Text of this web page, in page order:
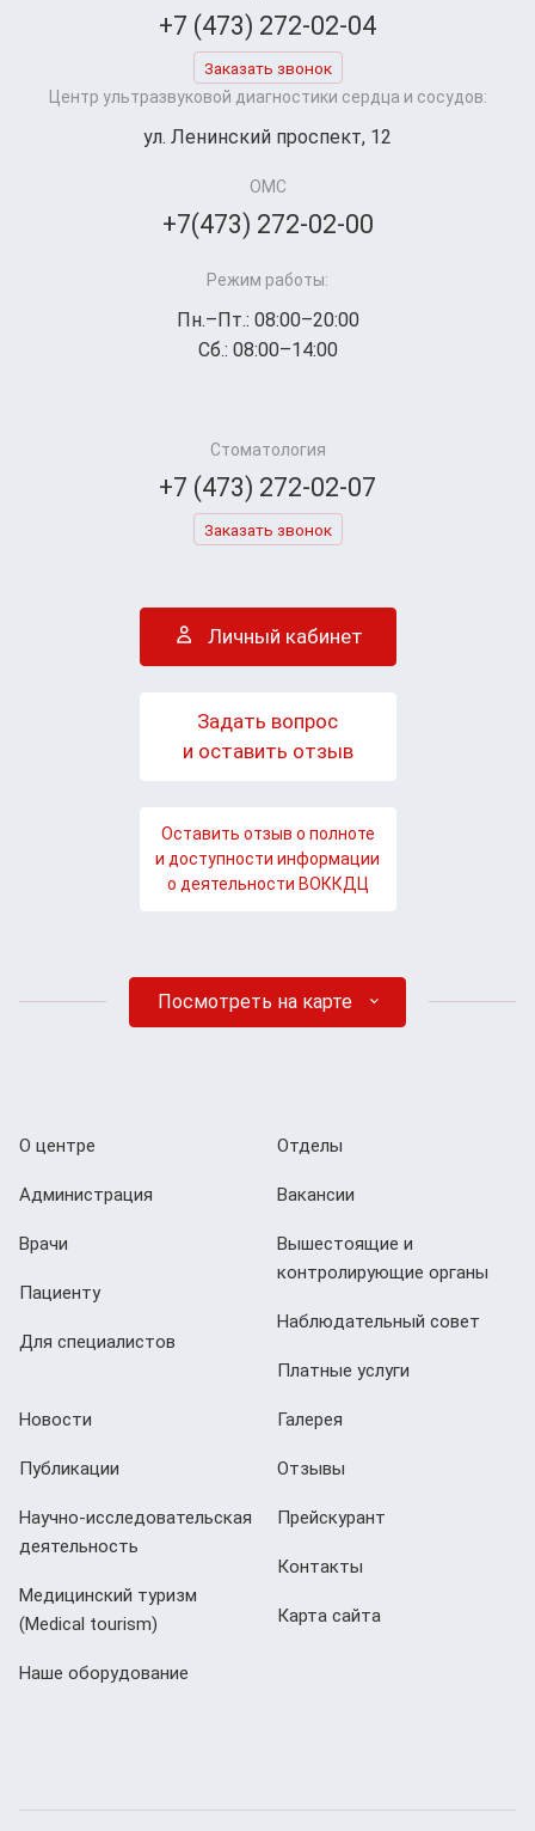
+7 (473) 272-02-04
Заказать звонок
Центр ультразвуковой диагностики сердца и сосудов:
ул. Ленинский проспект, 12
ОМС
+7(473) 272-02-00
Режим работы:
Пн.–Пт.: 08:00–20:00
Сб.: 08:00–14:00
Стоматология
+7 (473) 272-02-07
Заказать звонок
Личный кабинет
Задать вопрос
и оставить отзыв
Оставить отзыв о полноте
и доступности информации
о деятельности ВОККДЦ
Посмотреть на карте
О центре
Администрация
Врачи
Пациенту
Для специалистов
Отделы
Вакансии
Вышестоящие и
контролирующие органы
Наблюдательный совет
Платные услуги
Новости
Публикации
Научно-исследовательская
деятельность
Медицинский туризм
(Мedical tourism)
Наше оборудование
Галерея
Отзывы
Прейскурант
Контакты
Карта сайта